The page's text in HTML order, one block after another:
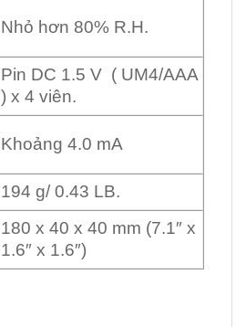
Nhỏ hơn 80% R.H.
Pin DC 1.5 V ( UM4/AAA
) x 4 viên.
Khoảng 4.0 mA
194 g/ 0.43 LB.
180 x 40 x 40 mm (7.1″ x
1.6″ x 1.6″)